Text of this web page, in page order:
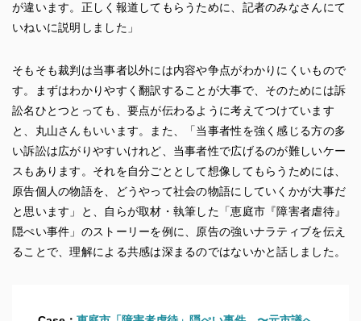
が違います。正しく報道してもらうために、記者のみなさんにて
いねいに説明しました」
そもそも裁判は当事者以外には内容や争点がわかりにくいもので
す。まずはわかりやすく翻訳することが大事で、そのためには訴
訟名ひとつとっても、要点が伝わるように考えてつけています
と、丸山さんもいいます。また、「当事者性を強く感じる方の多
い訴訟は広がりやすいけれど、当事者性で広げるのが難しいケー
スもあります。それを自分ごととして想像してもらうためには、
原告個人の物語を、どうやって社会の物語にしていくかが大事だ
と思います」と、自らが取材・執筆した「恵庭市『障害者虐待』
隠ぺい事件」のストーリーを例に、原告の強いナラティブを伝え
ることで、理解による共感は深まるのではないかと話しました。